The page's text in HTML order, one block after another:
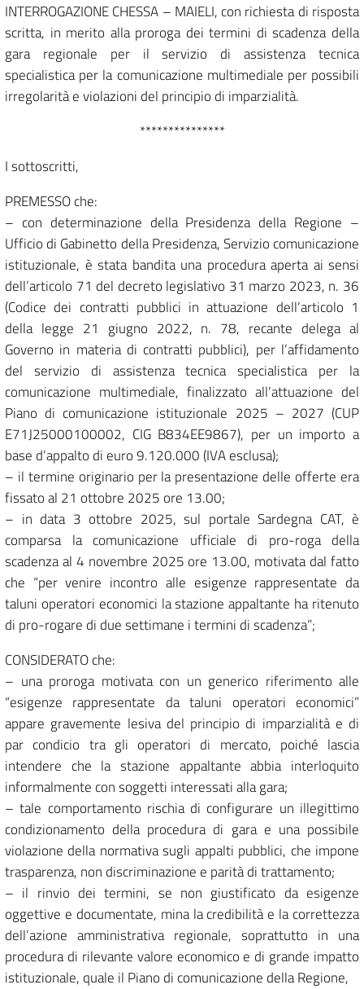
INTERROGAZIONE CHESSA – MAIELI, con richiesta di risposta
scritta, in merito alla proroga dei termini di scadenza della
gara regionale per il servizio di assistenza tecnica
specialistica per la comunicazione multimediale per possibili
irregolarità e violazioni del principio di imparzialità.
***************
I sottoscritti,
PREMESSO che:
– con determinazione della Presidenza della Regione –
Ufficio di Gabinetto della Presidenza, Servizio comunicazione
istituzionale, è stata bandita una procedura aperta ai sensi
dell’articolo 71 del decreto legislativo 31 marzo 2023, n. 36
(Codice dei contratti pubblici in attuazione dell’articolo 1
della legge 21 giugno 2022, n. 78, recante delega al
Governo in materia di contratti pubblici), per l’affidamento
del servizio di assistenza tecnica specialistica per la
comunicazione multimediale, finalizzato all’attuazione del
Piano di comunicazione istituzionale 2025 – 2027 (CUP
E71J25000100002, CIG B834EE9867), per un importo a
base d’appalto di euro 9.120.000 (IVA esclusa);
– il termine originario per la presentazione delle offerte era
fissato al 21 ottobre 2025 ore 13.00;
– in data 3 ottobre 2025, sul portale Sardegna CAT, è
comparsa la comunicazione ufficiale di pro-roga della
scadenza al 4 novembre 2025 ore 13.00, motivata dal fatto
che “per venire incontro alle esigenze rappresentate da
taluni operatori economici la stazione appaltante ha ritenuto
di pro-rogare di due settimane i termini di scadenza”;
CONSIDERATO che:
– una proroga motivata con un generico riferimento alle
“esigenze rappresentate da taluni operatori economici”
appare gravemente lesiva del principio di imparzialità e di
par condicio tra gli operatori di mercato, poiché lascia
intendere che la stazione appaltante abbia interloquito
informalmente con soggetti interessati alla gara;
– tale comportamento rischia di configurare un illegittimo
condizionamento della procedura di gara e una possibile
violazione della normativa sugli appalti pubblici, che impone
trasparenza, non discriminazione e parità di trattamento;
– il rinvio dei termini, se non giustificato da esigenze
oggettive e documentate, mina la credibilità e la correttezza
dell’azione amministrativa regionale, soprattutto in una
procedura di rilevante valore economico e di grande impatto
istituzionale, quale il Piano di comunicazione della Regione,